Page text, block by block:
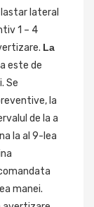
lateral
1 – 4
La
este de
Se
la
de la a
la al 9-lea
manei.